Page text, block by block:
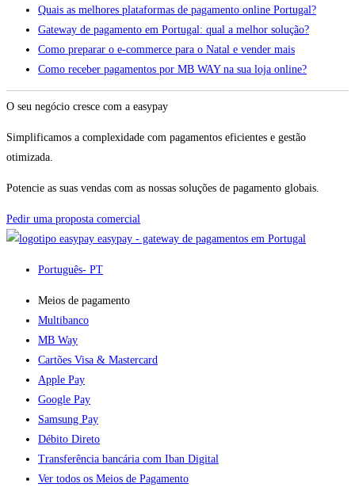
Quais as melhores plataformas de pagamento online Portugal?
Gateway de pagamento em Portugal: qual a melhor solução?
Como preparar o e-commerce para o Natal e vender mais
Como receber pagamentos por MB WAY na sua loja online?
O seu negócio cresce com a easypay
Simplificamos a complexidade com pagamentos eficientes e gestão
otimizada.
Potencie as suas vendas com as nossas soluções de pagamento globais.
Pedir uma proposta comercial
easypay - gateway de pagamentos em Portugal
Português- PT
Meios de pagamento
Multibanco
MB Way
Cartões Visa & Mastercard
Apple Pay
Google Pay
Samsung Pay
Débito Direto
Transferência bancária com Iban Digital
Ver todos os Meios de Pagamento